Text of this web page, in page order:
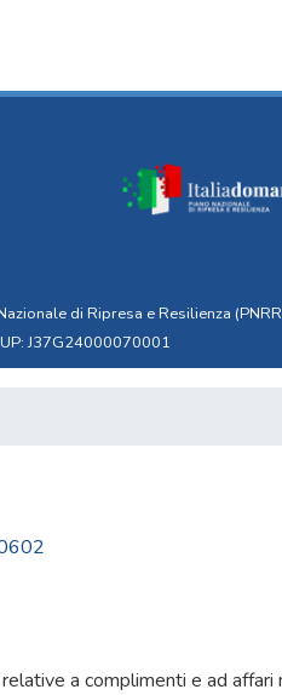
di Ripresa e Resilienza
J37G24000070001
a complimenti e ad affari